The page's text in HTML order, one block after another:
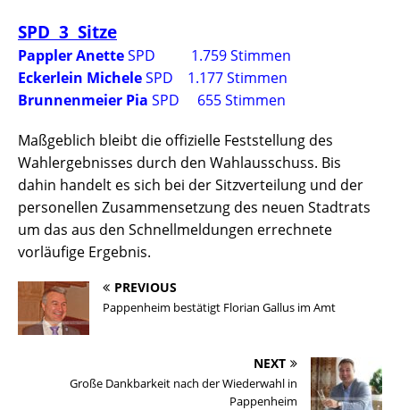
SPD 3 Sitze
Pappler AnetteSPD 1.759 Stimmen
Eckerlein MicheleSPD 1.177 Stimmen
Brunnenmeier Pia SPD 655 Stimmen
Maßgeblich bleibt die offizielle Feststellung des
Wahlergebnisses durch den Wahlausschuss. Bis
dahin handelt es sich bei der Sitzverteilung und der
personellen Zusammensetzung des neuen Stadtrats
um das aus den Schnellmeldungen errechnete
vorläufige Ergebnis.
PREVIOUS
Pappenheim bestätigt Florian Gallus im Amt
NEXT
Große Dankbarkeit nach der Wiederwahl in
Pappenheim